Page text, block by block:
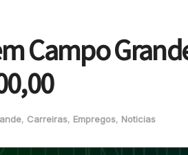
Campo
, Carreiras, Empregos, Noticias